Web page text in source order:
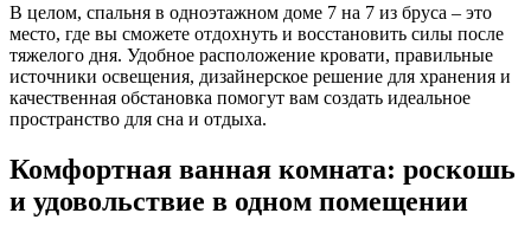
В целом, спальня в одноэтажном доме 7 на 7 из бруса – это
место, где вы сможете отдохнуть и восстановить силы после
тяжелого дня. Удобное расположение кровати, правильные
источники освещения, дизайнерское решение для хранения и
качественная обстановка помогут вам создать идеальное
пространство для сна и отдыха.
Комфортная ванная комната: роскошь
и удовольствие в одном помещении